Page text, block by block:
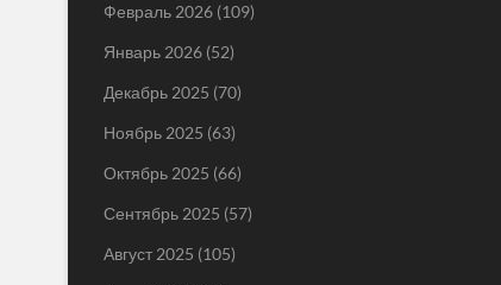
Февраль 2026 (109)
Январь 2026 (52)
Декабрь 2025 (70)
Ноябрь 2025 (63)
Октябрь 2025 (66)
Сентябрь 2025 (57)
Август 2025 (105)